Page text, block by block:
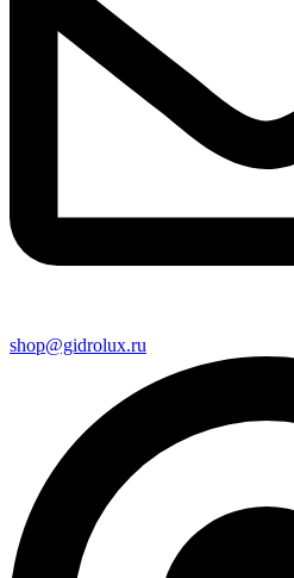
shop@gidrolux.ru